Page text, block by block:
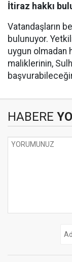
İtiraz hakkı
Vatandaşların
bulunuyor.
uygun olmadan
maliklerinin,
HABERE